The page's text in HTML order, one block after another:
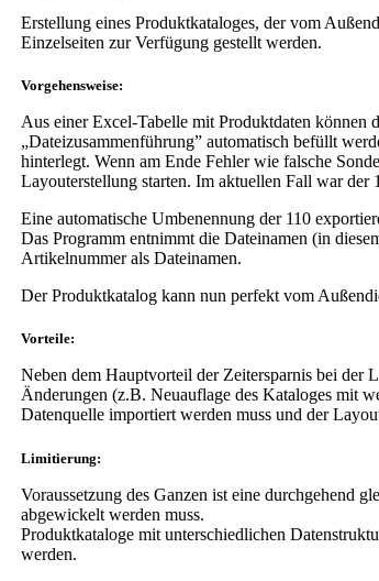
Erstellung eines Produktkataloges, der vom
Einzelseiten zur Verfügung gestellt werden.
Vorgehensweise:
Aus einer Excel-Tabelle mit Produktdaten können
„Dateizusammenführung” automatisch befüllt
hinterlegt. Wenn am Ende Fehler wie falsche
Layouterstellung starten. Im aktuellen Fall war der
Eine automatische Umbenennung der 110
Das Programm entnimmt die Dateinamen (in
Artikelnummer als Dateinamen.
Der Produktkatalog kann nun perfekt vom
Vorteile:
Neben dem Hauptvorteil der Zeitersparnis bei der
Änderungen (z.B. Neuauflage des Kataloges mit
Datenquelle importiert werden muss und der
Limitierung:
Voraussetzung des Ganzen ist eine durchgehend
abgewickelt werden muss.
Produktkataloge mit unterschiedlichen
werden.